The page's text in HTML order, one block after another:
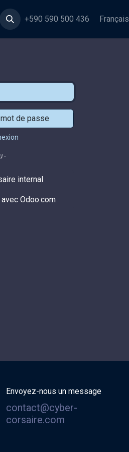
+590 590 500 436 Français
de passe
-
internal
Odoo.com
Envoyez-nous un message
contact@cyber-
corsaire.com